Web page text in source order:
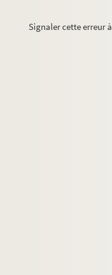
Signaler cette erreur